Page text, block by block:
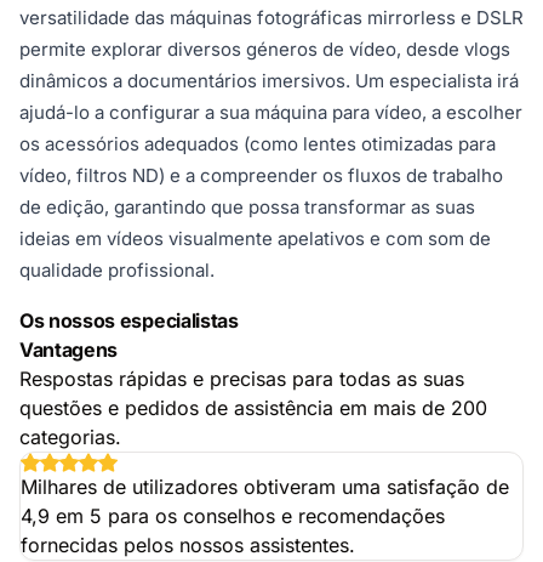
versatilidade das máquinas fotográficas mirrorless e DSLR
permite explorar diversos géneros de vídeo, desde vlogs
dinâmicos a documentários imersivos. Um especialista irá
ajudá-lo a configurar a sua máquina para vídeo, a escolher
os acessórios adequados (como lentes otimizadas para
vídeo, filtros ND) e a compreender os fluxos de trabalho
de edição, garantindo que possa transformar as suas
ideias em vídeos visualmente apelativos e com som de
qualidade profissional.
Os nossos especialistas
Vantagens
Respostas rápidas e precisas para todas as suas
questões e pedidos de assistência em mais de 200
categorias.
Milhares de utilizadores obtiveram uma satisfação de
4,9 em 5 para os conselhos e recomendações
fornecidas pelos nossos assistentes.